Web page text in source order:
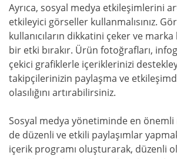
Ayrıca, sosyal medya etkileşimlerini
etkileyici görseller kullanmalısınız.
kullanıcıların dikkatini çeker ve marka
bir etki bırakır. Ürün fotoğrafları,
çekici grafiklerle içeriklerinizi
takipçilerinizin paylaşma ve
olasılığını artırabilirsiniz.
Sosyal medya yönetiminde en
de düzenli ve etkili paylaşımlar
içerik programı oluşturarak, düzenli